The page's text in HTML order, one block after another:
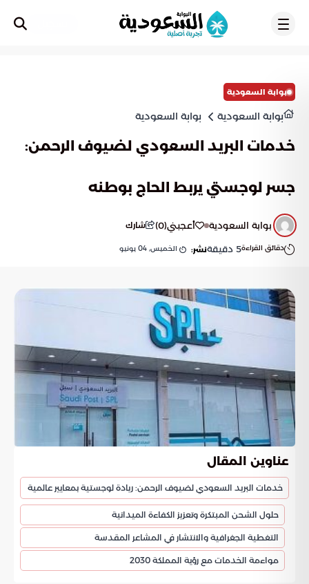
بوابة السعودية
بوابة السعودية بوابة السعودية
خدمات البريد السعودي لضيوف الرحمن:
جسر لوجستي يربط الحاج بوطنه
بوابة السعودية أعجبني(
0
) شارك
دقائق القراءة5 دقيقةنشر: الخميس, 04 يونيو
عناوين المقال
خدمات البريد السعودي لضيوف الرحمن: ريادة لوجستية بمعايير عالمية
حلول الشحن المبتكرة وتعزيز الكفاءة الميدانية
التغطية الجغرافية والانتشار في المشاعر المقدسة
مواءمة الخدمات مع رؤية المملكة 2030